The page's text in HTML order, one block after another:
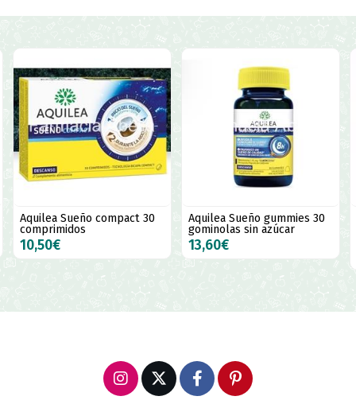
Aquilea Sueño gummies 30
gominolas sin azúcar
13,60€
Lavigor melatoplus
melatonina 1,99 mg 60
comprimidos
12,45€ 11,20€